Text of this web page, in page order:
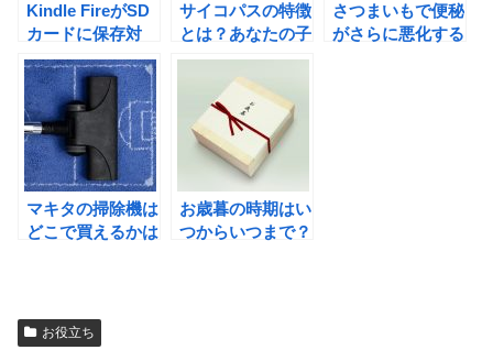
Kindle FireがSD
カードに保存対
応！コスパ良すぎ
サイコパスの特徴
とは？あなたの子
供は大丈夫！？
さつまいもで便秘
がさらに悪化する
マキタの掃除機は
どこで買えるかは
お歳暮の時期はい
つからいつまで？
お役立ち